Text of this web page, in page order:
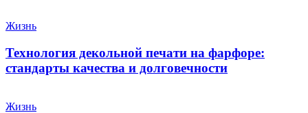
Жизнь
Технология декольной печати на фарфоре:
стандарты качества и долговечности
Жизнь